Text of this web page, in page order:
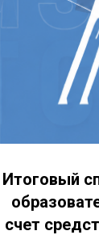
Итоговый
счет